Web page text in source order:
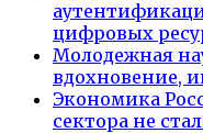
цифровых
Молодежная
вдохновение,
Экономика
сектора не